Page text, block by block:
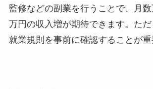
監修などの副業を行うことで、月
万円の収入増が期待できます。た
就業規則を事前に確認することが重